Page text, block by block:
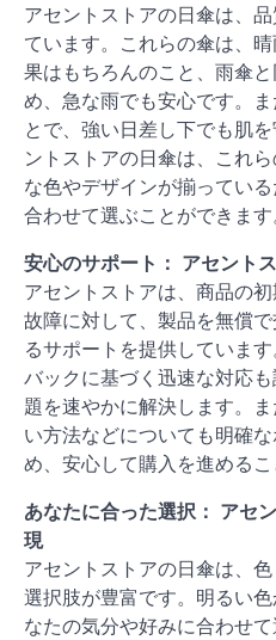
アセントストアの日傘は、
ています。これらの傘は、
果はもちろんのこと、雨傘
め、急な雨でも安心です。
とで、強い日差し下でも肌
ントストアの日傘は、これ
な色やデザインが揃ってい
合わせて選ぶことができます
安心のサポート： アセント
アセントストアは、商品の
故障に対して、製品を無償
るサポートを提供していま
バックに基づく迅速な対応
題を速やかに解決します。
い方法などについても明確
め、安心して購入を進めるこ
あなたに合った選択： アセ
現
アセントストアの日傘は、色
選択肢が豊富です。明るい
なたの気分や好みに合わせ